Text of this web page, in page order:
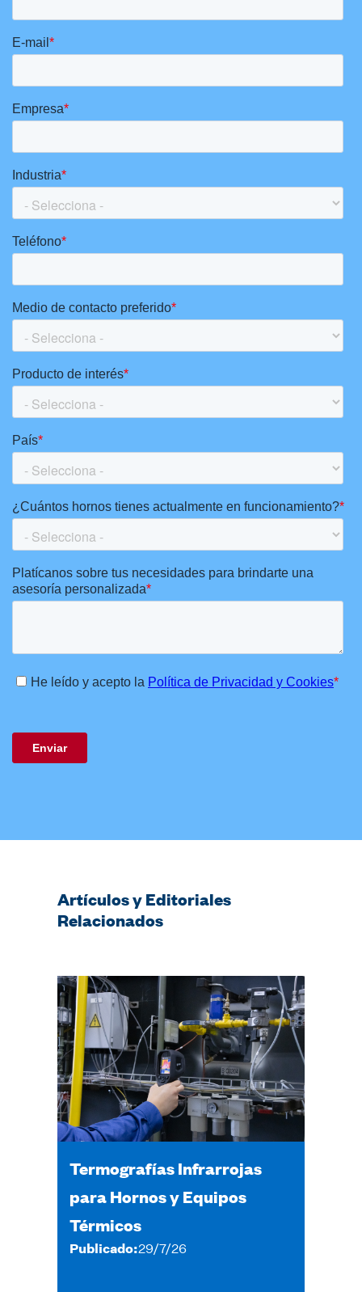
Artículos y Editoriales
Relacionados
Termografías Infrarrojas
para Hornos y Equipos
Térmicos
Publicado:29/7/26